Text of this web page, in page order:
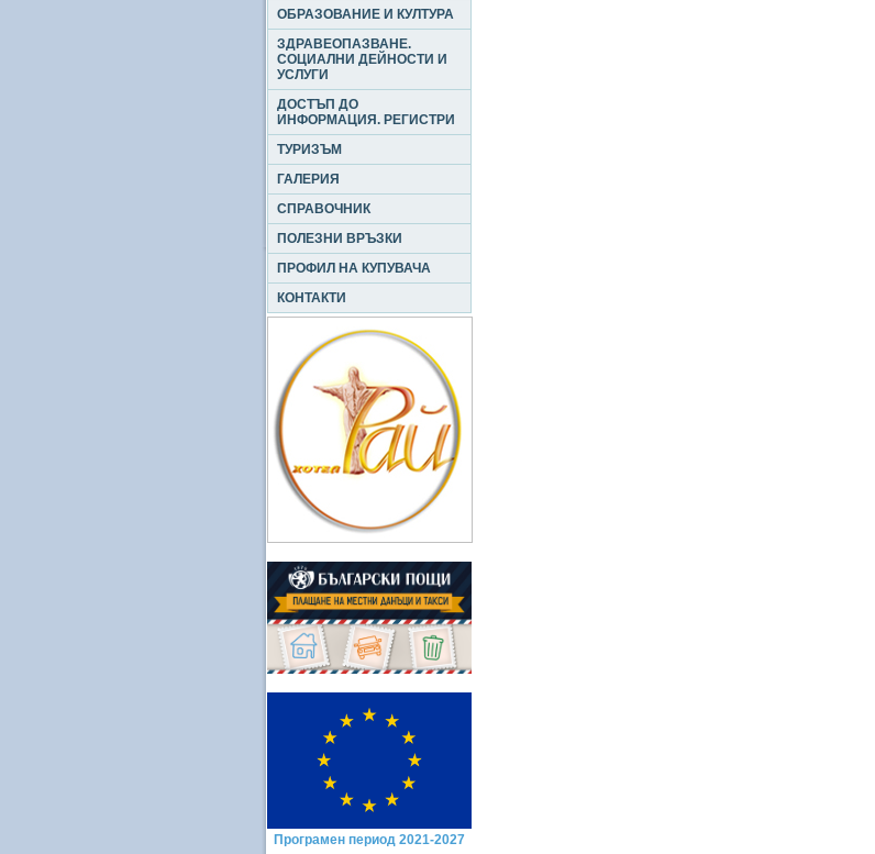
ОБРАЗОВАНИЕ И КУЛТУРА
ЗДРАВЕОПАЗВАНЕ.
СОЦИАЛНИ ДЕЙНОСТИ И
УСЛУГИ
ДОСТЪП ДО
ИНФОРМАЦИЯ. РЕГИСТРИ
ТУРИЗЪМ
ГАЛЕРИЯ
СПРАВОЧНИК
ПОЛЕЗНИ ВРЪЗКИ
ПРОФИЛ НА КУПУВАЧА
КОНТАКТИ
Програмен период 2021-2027